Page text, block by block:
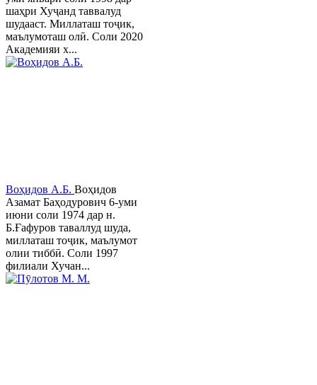
шаҳри Хуҷанд таввалуд
шудааст. Миллаташ тоҷик,
маълумоташ олӣ. Соли 2020
Академияи х...
Воҳидов А.Б. Воҳидов
Азамат Баҳодурович 6-уми
июни соли 1974 дар н.
Б.Ғафуров таваллуд шуда,
миллаташ тоҷик, маълумот
олии тиббӣ. Соли 1997
филиали Хучан...